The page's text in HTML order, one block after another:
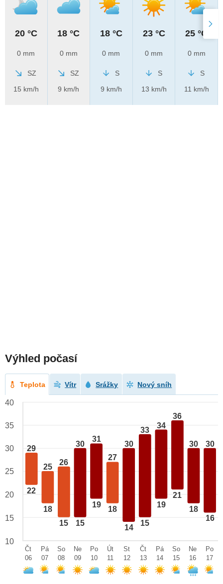
20 °C
0 mm
SZ
15 km/h
18 °C
0 mm
SZ
9 km/h
18 °C
0 mm
S
9 km/h
23 °C
0 mm
S
13 km/h
25 °C
0 mm
S
11 km/h
Výhled počasí
Teplota Vítr Srážky Nový sníh
29
22
25
18
26
15
30
15
31
19
27
18
30
14
33
15
34
19
36
21
30
18
30
16
40
35
30
25
20
15
10
Čt
06
Pá
07
So
08
Ne
09
Po
10
Út
11
St
12
Čt
13
Pá
14
So
15
Ne
16
Po
17